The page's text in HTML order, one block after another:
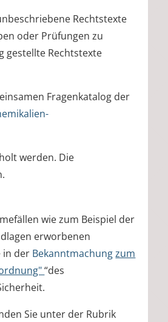
Rechtstexte
oder Prüfungen zu
gestellte Rechtstexte
Fragenkatalog der
werden. Die
wie zum Beispiel der
erworbenen
in der Bekanntmachungzum
“des
Sie unter der Rubrik